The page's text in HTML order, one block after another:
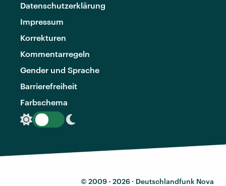
Datenschutzerklärung
Impressum
Korrekturen
Kommentarregeln
Gender und Sprache
Barrierefreiheit
Farbschema
© 2009 - 2026 · Deutschlandfunk Nova